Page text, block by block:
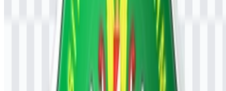
Pertanyaan yang Sering Diajukan
Apakah saya boleh menggunakan logo UNJANI
untuk tujuan komersial?
Untuk penggunaan komersial, Anda sebaiknya meminta izin resmi
dari universitas atau pemegang hak terkait sebelum menggunakan
logo Universitas Jenderal Achmad Yani.